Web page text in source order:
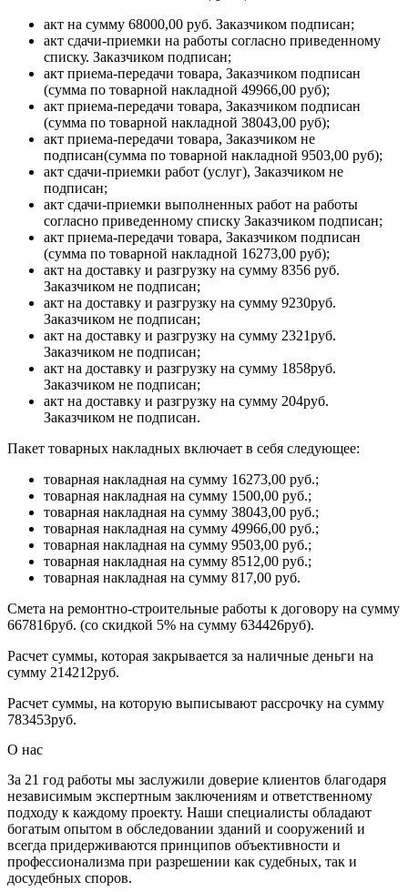
акт на сумму 68000,00 руб. Заказчиком подписан;
акт сдачи-приемки на работы согласно приведенному
списку. Заказчиком подписан;
акт приема-передачи товара, Заказчиком подписан
(сумма по товарной накладной 49966,00 руб);
акт приема-передачи товара, Заказчиком подписан
(сумма по товарной накладной 38043,00 руб);
акт приема-передачи товара, Заказчиком не
подписан(сумма по товарной накладной 9503,00 руб);
акт сдачи-приемки работ (услуг), Заказчиком не
подписан;
акт сдачи-приемки выполненных работ на работы
согласно приведенному списку Заказчиком подписан;
акт приема-передачи товара, Заказчиком подписан
(сумма по товарной накладной 16273,00 руб);
акт на доставку и разгрузку на сумму 8356 руб.
Заказчиком не подписан;
акт на доставку и разгрузку на сумму 9230руб.
Заказчиком не подписан;
акт на доставку и разгрузку на сумму 2321руб.
Заказчиком не подписан;
акт на доставку и разгрузку на сумму 1858руб.
Заказчиком не подписан;
акт на доставку и разгрузку на сумму 204руб.
Заказчиком не подписан.
Пакет товарных накладных включает в себя следующее:
товарная накладная на сумму 16273,00 руб.;
товарная накладная на сумму 1500,00 руб.;
товарная накладная на сумму 38043,00 руб.;
товарная накладная на сумму 49966,00 руб.;
товарная накладная на сумму 9503,00 руб.;
товарная накладная на сумму 8512,00 руб.;
товарная накладная на сумму 817,00 руб.
Смета на ремонтно-строительные работы к договору на сумму
667816руб. (со скидкой 5% на сумму 634426руб).
Расчет суммы, которая закрывается за наличные деньги на
сумму 214212руб.
Расчет суммы, на которую выписывают рассрочку на сумму
783453руб.
О нас
За 21 год работы мы заслужили доверие клиентов благодаря
независимым экспертным заключениям и ответственному
подходу к каждому проекту. Наши специалисты обладают
богатым опытом в обследовании зданий и сооружений и
всегда придерживаются принципов объективности и
профессионализма при разрешении как судебных, так и
досудебных споров.